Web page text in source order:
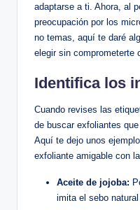
adaptarse a ti. Ahora, al
preocupación por los
no temas, aquí te daré
elegir sin comprometerte
Identifica los
Cuando revises las
de buscar exfoliantes
Aquí te dejo unos
exfoliante amigable con
Aceite de jojoba:
imita el sebo natural